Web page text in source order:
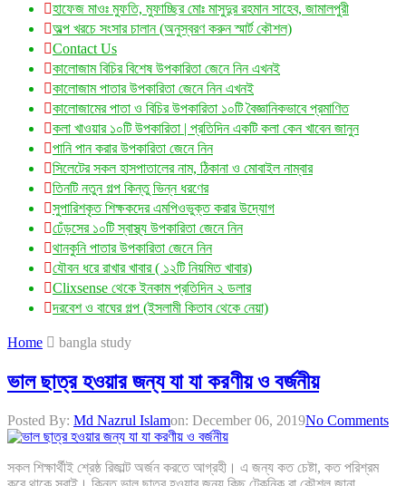
হাফেজ মাওঃ মুফতি, মুফাচ্ছির মোঃ মাসুদুর রহমান সাহেব, জামালপুরী
অল্প খরচে সংসার চালান (অনুস্বরণ করুন স্মার্ট কৌশল)
Contact Us
কালোজাম বিচির বিশেষ উপকারিতা জেনে নিন এখনই
কালোজাম পাতার উপকারিতা জেনে নিন এখনই
কালোজামের পাতা ও বিচির উপকারিতা ১০টি বৈজ্ঞানিকভাবে প্রমাণিত
কলা খাওয়ার ১০টি উপকারিতা | প্রতিদিন একটি কলা কেন খাবেন জানুন
পানি পান করার উপকারিতা জেনে নিন
সিলেটের সকল হাসপাতালের নাম, ঠিকানা ও মোবাইল নাম্বার
তিনটি নতুন গল্প কিন্তু ভিন্ন ধরণের
সুপারিশকৃত শিক্ষকদের এমপিওভুক্ত করার উদ্যোগ
ঢেঁড়সের ১০টি স্বাস্থ্য উপকারিতা জেনে নিন
থানকুনি পাতার উপকারিতা জেনে নিন
যৌবন ধরে রাখার খাবার ( ১২টি নিয়মিত খাবার)
Clixsense থেকে ইনকাম প্রতিদিন ২ ডলার
দরবেশ ও বাঘের গল্প (ইসলামী কিতাব থেকে নেয়া)
Home bangla study
ভাল ছাত্র হওয়ার জন্য যা যা করণীয় ও বর্জনীয়
Posted By: Md Nazrul Islamon: December 06, 2019No Comments
সকল শিক্ষার্থীই শ্রেষ্ঠ রিজাল্ট অর্জন করতে আগ্রহী। এ জন্য কত চেষ্টা, কত পরিশ্রম